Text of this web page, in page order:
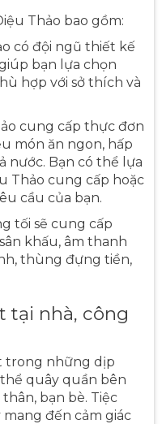
Thảo bao gồm:
có đội ngũ thiết kế
bạn lựa chọn
hợp với sở thích và
cung cấp thực đơn
món ăn ngon, hấp
nước. Bạn có thể lựa
Thảo cung cấp hoặc
cầu của bạn.
tối sẽ cung cấp
khấu, âm thanh
thùng đựng tiền,
tại nhà, công
trong những dịp
quây quần bên
bạn bè. Tiệc
đến cảm giác